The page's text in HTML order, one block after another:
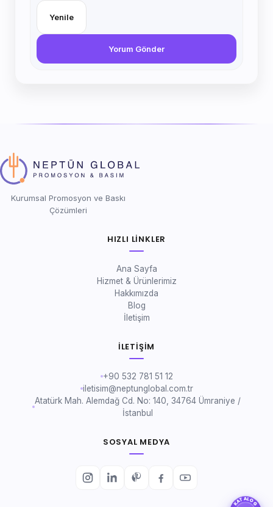
Yenile
Yorum Gönder
Kurumsal Promosyon ve Baskı
Çözümleri
HIZLI LINKLER
Ana Sayfa
Hizmet & Ürünlerimiz
Hakkımızda
Blog
İletişim
İLETIŞIM
+90 532 781 51 12
iletisim@neptunglobal.com.tr
Atatürk Mah. Alemdağ Cd. No: 140, 34764 Ümraniye /
İstanbul
SOSYAL MEDYA
KATALOG